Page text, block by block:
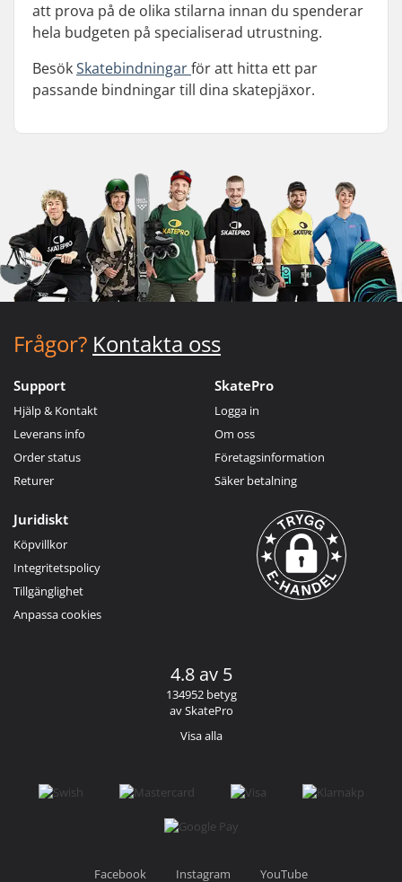
att prova på de olika stilarna innan du spenderar
hela budgeten på specialiserad utrustning.
BesökSkatebindningarför att hitta ett par
passande bindningar till dina skatepjäxor.
Frågor? Kontakta oss
Support
Hjälp & Kontakt
Leverans info
Order status
Returer
SkatePro
Logga in
Om oss
Företagsinformation
Säker betalning
Juridiskt
Köpvillkor
Integritetspolicy
Tillgänglighet
Anpassa cookies
4.8 av 5
134952 betyg
av SkatePro
Visa alla
Facebook Instagram YouTube